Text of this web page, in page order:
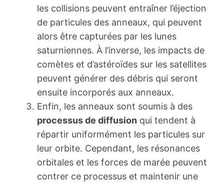
les collisions peuvent entraîner l’éjection
de particules des anneaux, qui peuvent
alors être capturées par les lunes
saturniennes. À l’inverse, les impacts de
comètes et d’astéroïdes sur les satellites
peuvent générer des débris qui seront
ensuite incorporés aux anneaux.
Enfin, les anneaux sont soumis à des
processus de diffusion qui tendent à
répartir uniformément les particules sur
leur orbite. Cependant, les résonances
orbitales et les forces de marée peuvent
contrer ce processus et maintenir une